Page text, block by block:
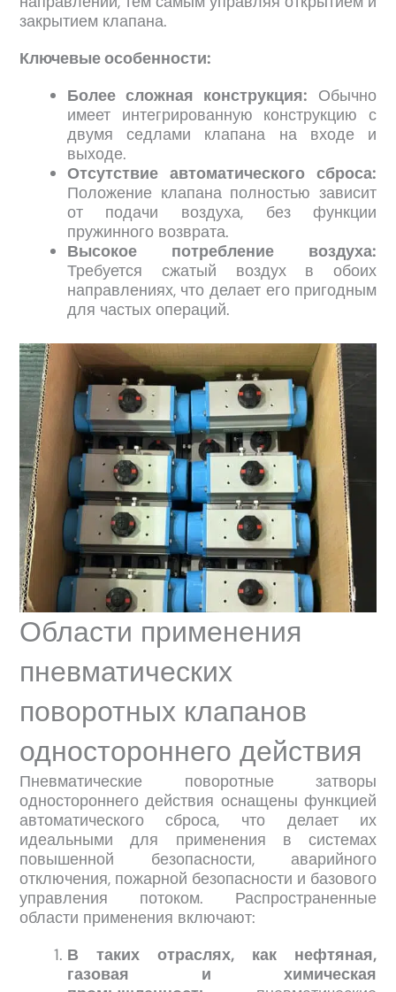
закрытием клапана.
Ключевые особенности:
Более сложная конструкция: Обычно
имеет интегрированную конструкцию с
двумя седлами клапана на входе и
выходе.
Отсутствие автоматического сброса:
Положение клапана полностью зависит
от подачи воздуха, без функции
пружинного возврата.
Высокое потребление воздуха:
Требуется сжатый воздух в обоих
направлениях, что делает его пригодным
для частых операций.
Области применения
пневматических
поворотных клапанов
одностороннего действия
Пневматические поворотные затворы
одностороннего действия оснащены функцией
автоматического сброса, что делает их
идеальными для применения в системах
повышенной безопасности, аварийного
отключения, пожарной безопасности и базового
управления потоком. Распространенные
области применения включают:
В таких отраслях, как нефтяная,
газовая и химическая